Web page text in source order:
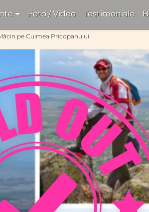
Foto / Video Testimoniale
pe Culmea Pricopanului